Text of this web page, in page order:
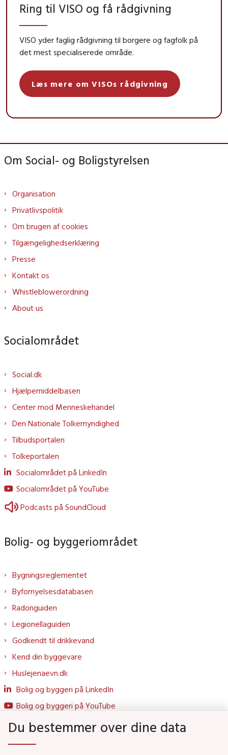
Ring til VISO og få rådgivning
VISO yder faglig rådgivning til borgere og fagfolk på
det mest specialiserede område.
Læs mere om VISOs rådgivning
Om Social- og Boligstyrelsen
Organisation
Privatlivspolitik
Om brugen af cookies
Tilgængelighedserklæring
Presse
Kontakt os
Whistleblowerordning
About us
Socialområdet
Social.dk
Hjælpemiddelbasen
Center mod Menneskehandel
Den Nationale Tolkemyndighed
Tilbudsportalen
Tolkeportalen
Socialområdet på LinkedIn
Socialområdet på YouTube
Podcasts på SoundCloud
Bolig- og byggeriområdet
Bygningsreglementet
Byfornyelsesdatabasen
Radonguiden
Legionellaguiden
Godkendt til drikkevand
Kend din byggevare
Huslejenaevn.dk
Bolig og byggeri på LinkedIn
Bolig og byggeri på YouTube
Du bestemmer over dine data